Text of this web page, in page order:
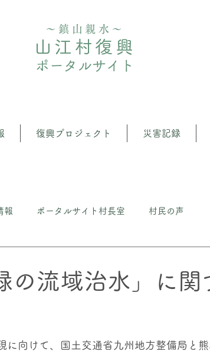
〜鎮山親水〜
山江村復興
ポータルサイト
復興プロジェクト 災害記録
報 ポータルサイト村長室 村民の声
の流域治水」に関
向けて、国土交通省九州地方整備局と